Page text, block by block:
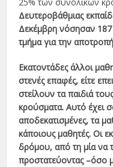
Δευτεροβάθμιας
Δεκέμβρη νόσησαν
τμήμα για την
Εκατοντάδες άλλοι
στενές επαφές, είτε
στείλουν τα παιδιά
κρούσματα. Αυτό έχει
αποδεκατισμένες, τα
κάποιους μαθητές. Οι
δρόμου, από τη μία να
προστατεύοντας –όσο